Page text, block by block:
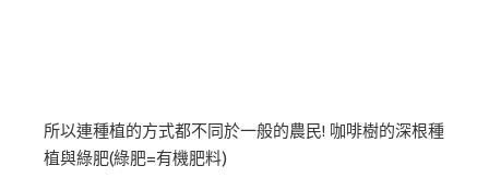
所以連種植的方式都不同於一般的農民! 咖啡樹的深根種
植與綠肥(綠肥=有機肥料)